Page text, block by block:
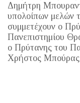
Δημήτρη
υπολοίπων μελών
συμμετέχουν ο
Πανεπιστημίου
ο Πρύτανης του
Χρήστος